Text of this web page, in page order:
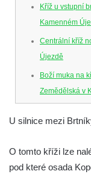
Kříž u vstupní
Kamenném
Centrální kříž
Újezdě
Boží muka na
Zemědělská v
v Kamenném
U silnice mezi
O tomto kříži lze
pod které osada